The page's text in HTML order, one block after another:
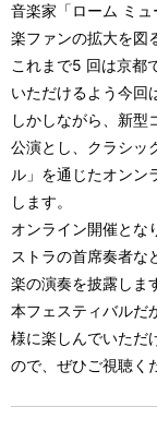
音楽家「ローム ミ
楽ファンの拡大を図
これまで5 回は京都
いただけるよう今回
しかしながら、新型
公演とし、クラシッ
ル」を通じたオンン
します。
オンライン開催とな
ストラの首席奏者な
楽の演奏を披露しま
本フェスティバルだ
様に楽しんでいただ
ので、ぜひご視聴く